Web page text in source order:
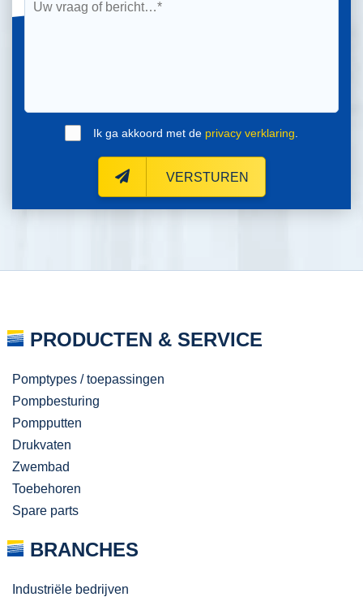
Ik ga akkoord met de privacy verklaring
VERSTUREN
PRODUCTEN & SERVICE
Pomptypes / toepassingen
Pompbesturing
Pompputten
Drukvaten
Zwembad
Toebehoren
Spare parts
BRANCHES
Industriële bedrijven